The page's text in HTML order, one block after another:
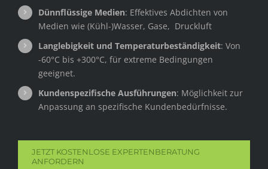
Dünnflüssige Medien: Effektives Abdichten von
Medien wie (Kühl-)Wasser, Gase, Druckluft
Langlebigkeit und Temperaturbeständigkeit: Von
-60°C bis +300°C, für extreme Bedingungen
geeignet.
Kundenspezifische Ausführungen: Möglichkeit zur
Anpassung an spezifische Kundenbedürfnisse.
JETZT KOSTENLOSE EXPERTENBERATUNG
ANFORDERN